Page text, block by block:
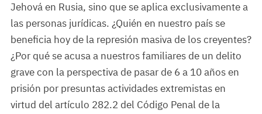
Jehová en Rusia, sino que se aplica exclusivamente a
las personas jurídicas. ¿Quién en nuestro país se
beneficia hoy de la represión masiva de los creyentes?
¿Por qué se acusa a nuestros familiares de un delito
grave con la perspectiva de pasar de 6 a 10 años en
prisión por presuntas actividades extremistas en
virtud del artículo 282.2 del Código Penal de la